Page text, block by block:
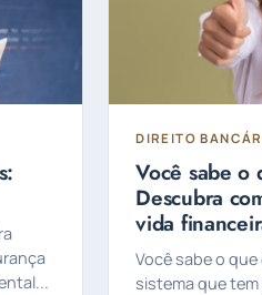
DIREITO
Você sabe o
Descubra
vida
Você sabe o
sistema que